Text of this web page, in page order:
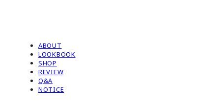
ABOUT
LOOKBOOK
SHOP
REVIEW
Q&A
NOTICE